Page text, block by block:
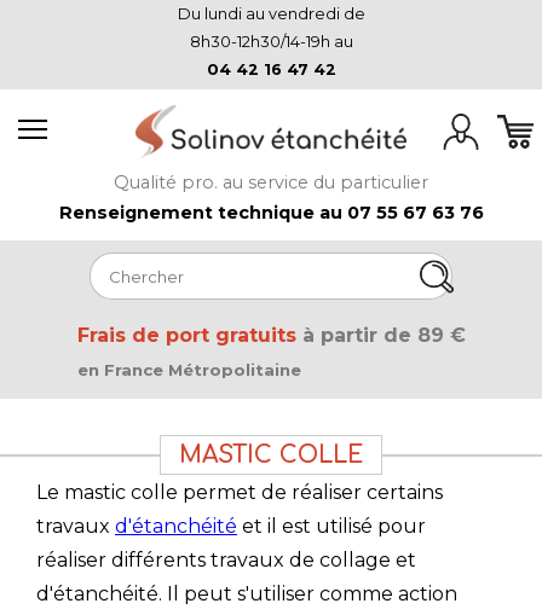
Du lundi au vendredi de
8h30-12h30/14-19h au
04 42 16 47 42
Qualité pro. au service du particulier
Renseignement technique au 07 55 67 63 76
Frais de port gratuitsà partir de 89 €
en France Métropolitaine
MASTIC COLLE
Le mastic colle permet de réaliser certains
travaux d'étanchéité et il est utilisé pour
réaliser différents travaux de collage et
d'étanchéité. Il peut s'utiliser comme action